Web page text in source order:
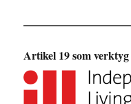
Artikel 19 som verktyg